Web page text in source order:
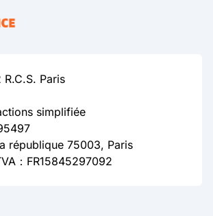
Paris
simplifiée
république 75003, Paris
：FR15845297092